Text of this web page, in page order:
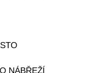
NÁBŘEŽÍ